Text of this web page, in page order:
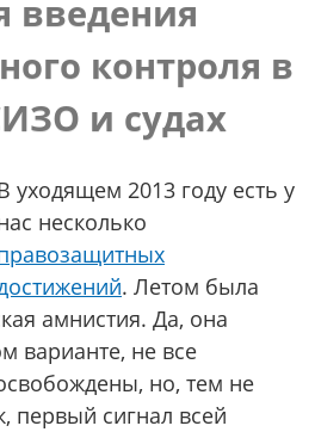
введения
контроля в
и судах
уходящем 2013 году есть у
несколько
. Летом была
амнистия. Да, она
варианте, не все
но, тем не
первый сигнал всей